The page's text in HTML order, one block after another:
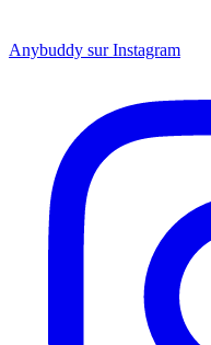
Anybuddy sur Instagram